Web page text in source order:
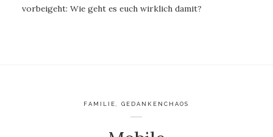
vorbeigeht: Wie geht es euch wirklich damit?
FAMILIE GEDANKENCHAOS